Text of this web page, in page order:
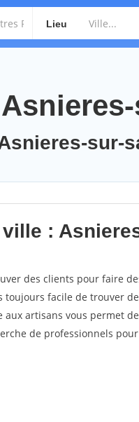
Lieu
sur-
:
des clients pour faire
toujours facile de trouver
artisans vous permet
de professionnels